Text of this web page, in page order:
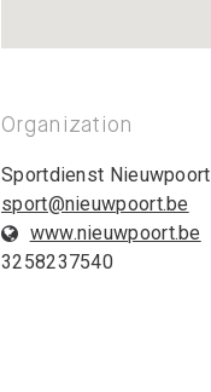
Organization
Sportdienst Nieuwpoort
sport@nieuwpoort.be
www.nieuwpoort.be
3258237540